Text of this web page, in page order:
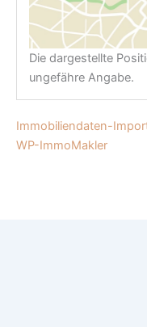
Die dargestellte
ungefähre Angabe.
Immobiliendaten-
WP-ImmoMakler